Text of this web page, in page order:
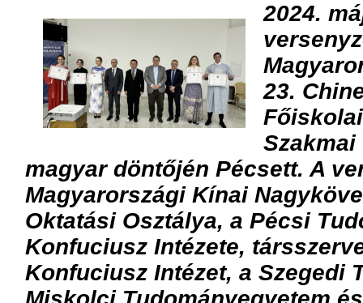
2024.
23.
Szakmai
magyar döntőjén Pécsett. A
Magyarországi Kínai
Oktatási Osztálya, a Pécsi
Konfuciusz Intézete,
Konfuciusz Intézet, a Szegedi